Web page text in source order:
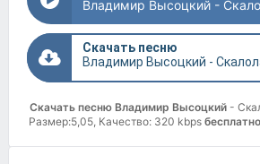
Владимир Высоцкий -
Скачать песню
Владимир Высоцкий -
Скачать песню Владимир Высоцкий -
Размер:5,05, Качество: 320 kbps бесплатно